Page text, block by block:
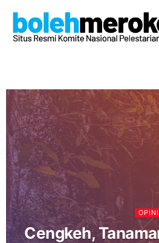
OPINI
Cengkeh,